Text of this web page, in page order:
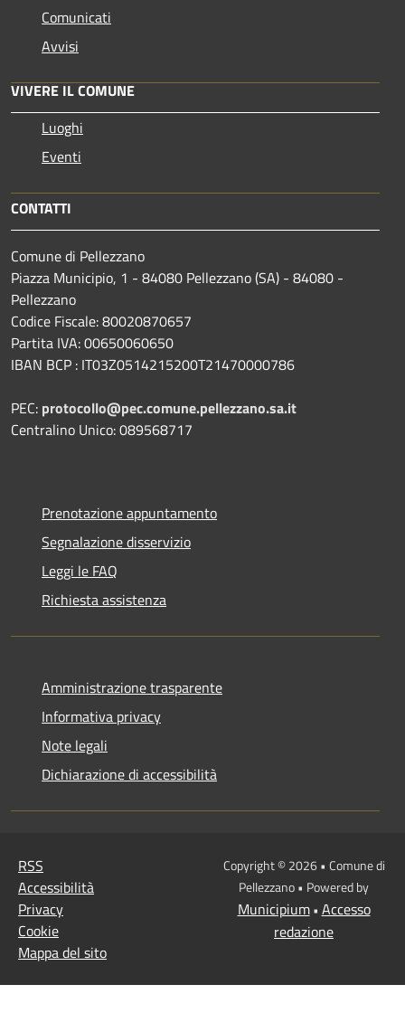
Comunicati
Avvisi
VIVERE IL COMUNE
Luoghi
Eventi
CONTATTI
Comune di Pellezzano
Piazza Municipio, 1 - 84080 Pellezzano (SA) - 84080 -
Pellezzano
Codice Fiscale: 80020870657
Partita IVA: 00650060650
IBAN BCP : IT03Z0514215200T21470000786
PEC: protocollo@pec.comune.pellezzano.sa.it
Centralino Unico: 089568717
Prenotazione appuntamento
Segnalazione disservizio
Leggi le FAQ
Richiesta assistenza
Amministrazione trasparente
Informativa privacy
Note legali
Dichiarazione di accessibilità
RSS
Accessibilità
Privacy
Cookie
Mappa del sito
Copyright © 2026 • Comune di
Pellezzano • Powered by
Municipium• Accesso
redazione